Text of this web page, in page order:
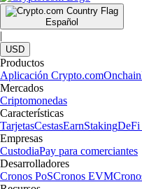
Español
|
USD
Productos
Aplicación Crypto.comOnchain
Mercados
Criptomonedas
Características
TarjetasCestasEarnStakingDeFi
Empresas
CustodiaPay para comerciantes
Desarrolladores
Cronos PoSCronos EVM